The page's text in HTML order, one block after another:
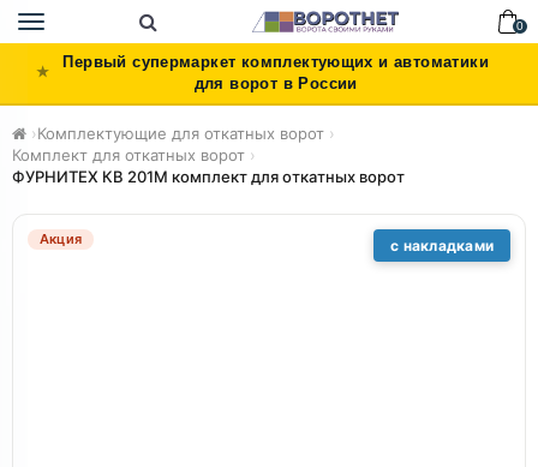
Toggle
navigation
0
Первый супермаркет комплектующих и автоматики
для ворот в России
›Комплектующие для откатных ворот ›
Комплект для откатных ворот ›
ФУРНИТЕХ КВ 201M комплект для откатных ворот
Акция с накладками